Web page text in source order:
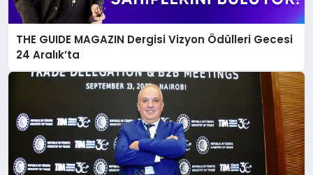
THE GUIDE MAGAZIN Dergisi Vizyon Ödülleri Gecesi
24 Aralık’ta